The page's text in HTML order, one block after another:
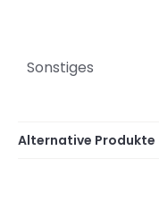
Sonstiges
Alternative Produkte